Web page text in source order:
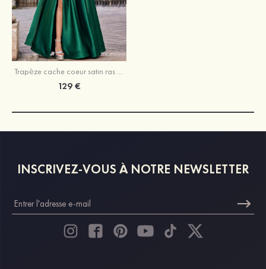
Trapèze cache coeur satin ras du sol robe de bal avec poches
129 €
INSCRIVEZ-VOUS À NOTRE NEWSLETTER